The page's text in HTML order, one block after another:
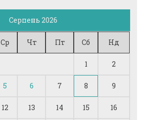
Серпень 2026
Ср Чт Пт Сб Нд
1 2
5 6 7 8 9
12 13 14 15 16